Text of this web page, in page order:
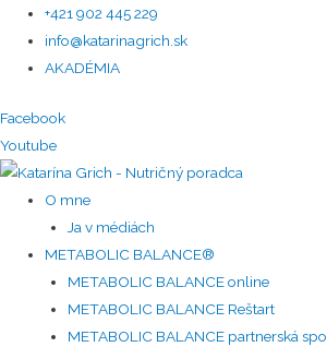
+421 902 445 229
info@katarinagrich.sk
AKADÉMIA
Facebook
Youtube
O mne
Ja v médiách
METABOLIC BALANCE®
METABOLIC BALANCE online
METABOLIC BALANCE Reštart
METABOLIC BALANCE partnerská